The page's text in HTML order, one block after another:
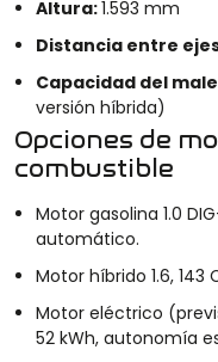
Altura:1.593 mm
Distancia entre
Capacidad del
versión híbrida)
Opciones de
combustible
Motor gasolina 1.0
automático.
Motor híbrido 1.6,
Motor eléctrico
52 kWh, autonomía